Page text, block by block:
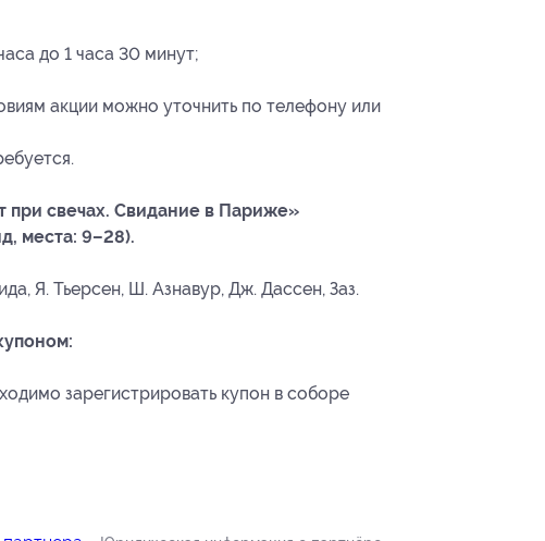
до 1 часа 30 минут;
акции можно уточнить по телефону или
при свечах. Свидание в Париже»
места: 9–28).
Я. Тьерсен, Ш. Азнавур, Дж. Дассен, Заз.
зарегистрировать купон в соборе